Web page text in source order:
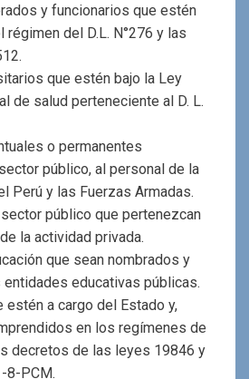
y funcionarios que estén
régimen del D.L. N°276 y las
que estén bajo la Ley
de salud perteneciente al D. L.
o permanentes
público, al personal de la
Perú y las Fuerzas Armadas.
sector público que pertenezcan
la actividad privada.
que sean nombrados y
educativas públicas.
estén a cargo del Estado y,
en los regímenes de
decretos de las leyes 19846 y
8-PCM.